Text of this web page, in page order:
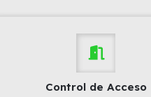
Control de Acceso